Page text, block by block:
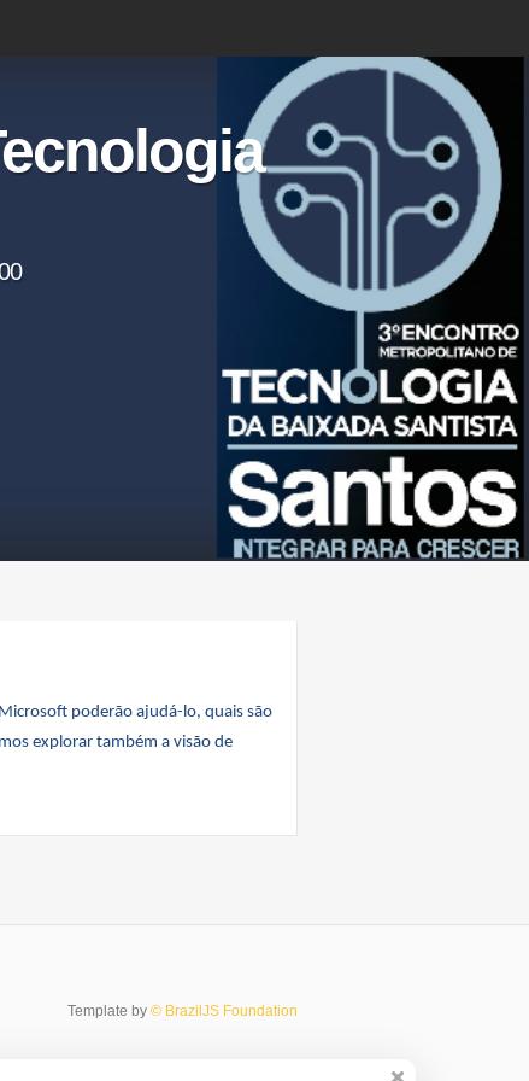
poderão ajudá-lo, quais são
explorar também a visão de
Template by © BrazilJS Foundation